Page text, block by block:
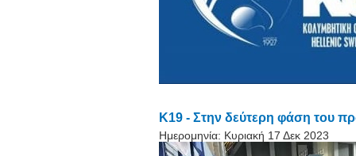
Κ19 - Στην δεύτερη φάση του
Ημερομηνία: Κυριακή 17 Δεκ 2023